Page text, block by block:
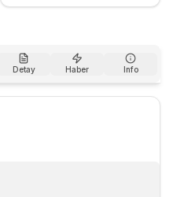
Detay Haber Info